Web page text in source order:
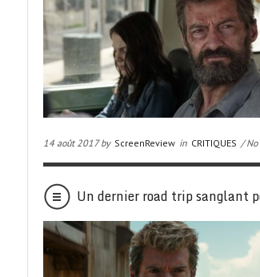
14 août 2017 by ScreenReview in CRITIQUES / No
Un dernier road trip sanglant